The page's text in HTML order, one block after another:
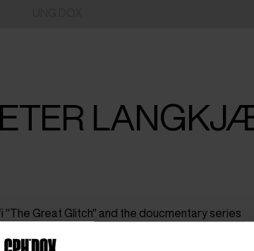
"The Great Glitch" and the doucmentary series
Director of Danish slacker-scifi "The Great
"Another World" - about virtual worlds.